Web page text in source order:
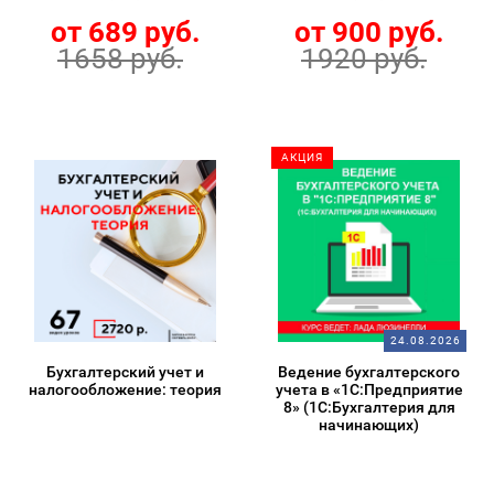
от 689 руб.
1658 руб.
от 900 руб.
1920 руб.
Бухгалтерский учет и
налогообложение: теория
АКЦИЯ
24.08.2026
Ведение бухгалтерского
учета в «1С:Предприятие
8» (1С:Бухгалтерия для
начинающих)